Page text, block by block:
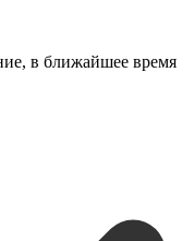
в ближайшее время